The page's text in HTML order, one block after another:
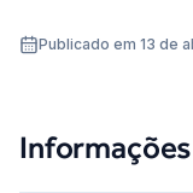
Publicado em 13 de